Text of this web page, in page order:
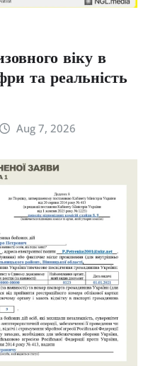
віку в
та реальність
Aug 7, 2026